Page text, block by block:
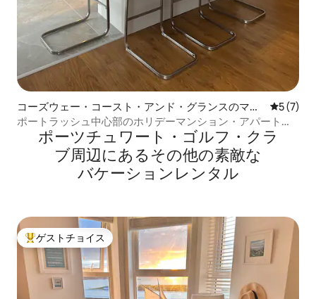
コーズウェー・コースト・アンド・グランスのマン
ション・アパート
レビュー
5 (7)
ポートラッシュ中心部のホリデーマンション・アパート貸
し出しポーツチュワート・ゴルフ・クラ
ブ⁠周⁠辺⁠に⁠あ⁠るそ⁠の⁠他⁠の素⁠敵⁠な
バ⁠ケ⁠ー⁠シ⁠ョ⁠ン⁠レ⁠ン⁠タ⁠ル
大好評のゲストチョイスです。
ゲストチョイス